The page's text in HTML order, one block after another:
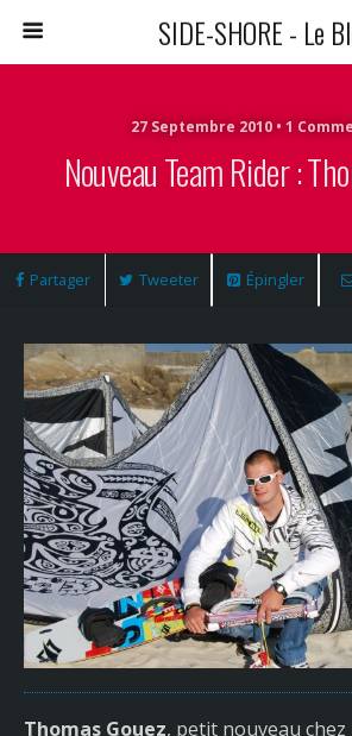
SIDE-SHORE - Le
27 Septembre 2010 • 1
Nouveau Team Rider :
Partager Tweeter Épingler
Thomas Gouez, petit nouveau